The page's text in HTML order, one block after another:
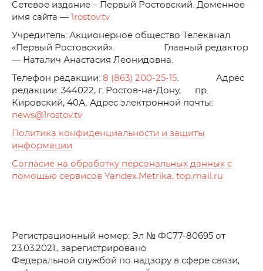
Cетевое издание – Первый Ростовский. Доменное
имя сайта —
1rostov.tv
Учредитель: Акционерное общество Телеканал
«Первый Ростовский». Главный редактор
— Наталич Анастасия Леонидовна.
Телефон редакции: 8 (863) 200-25-15. Адрес
редакции: 344022, г. Ростов-на-Дону, пр.
Кировский, 40А. Адрес электронной почты:
news@1rostov.tv
Политика конфиденциальности и защиты
информации
Согласие на обработку персональных данных с
помощью сервисов Yandex.Metrika, top.mail.ru
Регистрационный номер: Эл № ФС77-80695 от
23.03.2021., зарегистрировано
Федеральной службой по надзору в сфере связи,